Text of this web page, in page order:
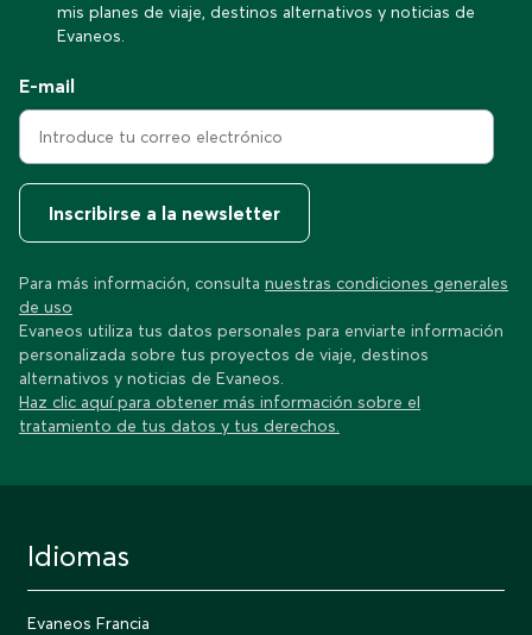
mis planes de viaje, destinos alternativos y noticias de
Evaneos.
E-mail
Inscribirse a la newsletter
Para más información, consulta nuestras condiciones generales
de uso
Evaneos utiliza tus datos personales para enviarte información
personalizada sobre tus proyectos de viaje, destinos
alternativos y noticias de Evaneos.
Haz clic aquí para obtener más información sobre el
tratamiento de tus datos y tus derechos.
Idiomas
Evaneos Francia